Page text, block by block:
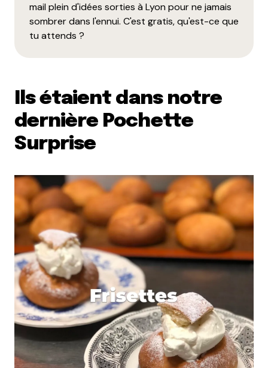
mail plein d'idées sorties à Lyon pour ne jamais
sombrer dans l'ennui. C'est gratis, qu'est-ce que
tu attends ?
Ils étaient dans notre
dernière Pochette
Surprise